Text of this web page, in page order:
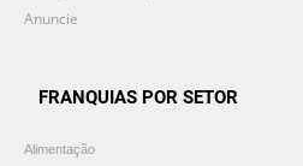
Anuncie
FRANQUIAS POR SETOR
Alimentação